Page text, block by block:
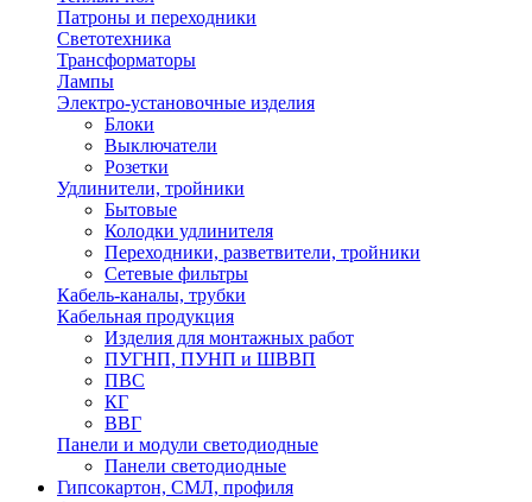
Патроны и переходники
Светотехника
Трансформаторы
Лампы
Электро-установочные изделия
Блоки
Выключатели
Розетки
Удлинители, тройники
Бытовые
Колодки удлинителя
Переходники, разветвители, тройники
Сетевые фильтры
Кабель-каналы, трубки
Кабельная продукция
Изделия для монтажных работ
ПУГНП, ПУНП и ШВВП
ПВС
КГ
ВВГ
Панели и модули светодиодные
Панели светодиодные
Гипсокартон, СМЛ, профиля